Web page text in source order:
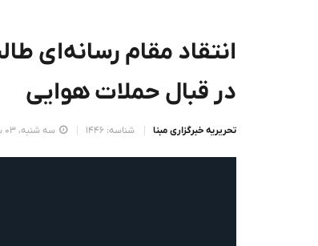
انتقاد مقام رسانه‌ای
در قبال حملات هوایی
تحریریه خبرگزاری مبنا شناسه: 1446 سه شنبه، 03 سرطان 1404